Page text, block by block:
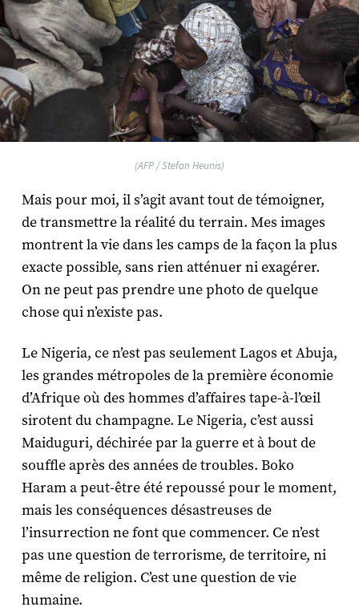
(AFP / Stefan Heunis)
Mais pour moi, il s’agit avant tout de témoigner,
de transmettre la réalité du terrain. Mes images
montrent la vie dans les camps de la façon la plus
exacte possible, sans rien atténuer ni exagérer.
On ne peut pas prendre une photo de quelque
chose qui n’existe pas.
Le Nigeria, ce n’est pas seulement Lagos et Abuja,
les grandes métropoles de la première économie
d’Afrique où des hommes d’affaires tape-à-l’œil
sirotent du champagne. Le Nigeria, c’est aussi
Maiduguri, déchirée par la guerre et à bout de
souffle après des années de troubles. Boko
Haram a peut-être été repoussé pour le moment,
mais les conséquences désastreuses de
l’insurrection ne font que commencer. Ce n’est
pas une question de terrorisme, de territoire, ni
même de religion. C’est une question de vie
humaine.